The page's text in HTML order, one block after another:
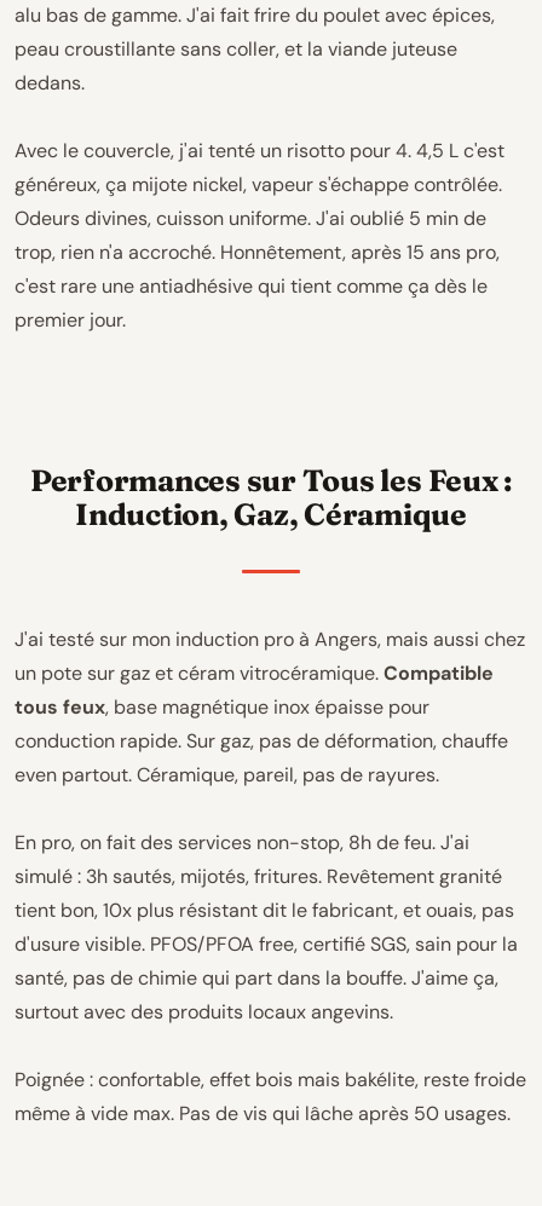
alu bas de gamme. J'ai fait frire du poulet avec épices,
peau croustillante sans coller, et la viande juteuse
dedans.
Avec le couvercle, j'ai tenté un risotto pour 4. 4,5 L c'est
généreux, ça mijote nickel, vapeur s'échappe contrôlée.
Odeurs divines, cuisson uniforme. J'ai oublié 5 min de
trop, rien n'a accroché. Honnêtement, après 15 ans pro,
c'est rare une antiadhésive qui tient comme ça dès le
premier jour.
Performances sur Tous les Feux :
Induction, Gaz, Céramique
J'ai testé sur mon induction pro à Angers, mais aussi chez
un pote sur gaz et céram vitrocéramique.Compatible
tous feux, base magnétique inox épaisse pour
conduction rapide. Sur gaz, pas de déformation, chauffe
even partout. Céramique, pareil, pas de rayures.
En pro, on fait des services non-stop, 8h de feu. J'ai
simulé : 3h sautés, mijotés, fritures. Revêtement granité
tient bon, 10x plus résistant dit le fabricant, et ouais, pas
d'usure visible. PFOS/PFOA free, certifié SGS, sain pour la
santé, pas de chimie qui part dans la bouffe. J'aime ça,
surtout avec des produits locaux angevins.
Poignée : confortable, effet bois mais bakélite, reste froide
même à vide max. Pas de vis qui lâche après 50 usages.